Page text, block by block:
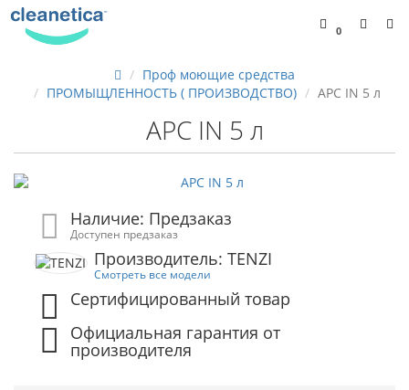
0
Проф моющие средства
ПРОМЫЩЛЕННОСТЬ ( ПРОИЗВОДСТВО)
APC IN 5 л
APC IN 5 л
Наличие: Предзаказ
Доступен предзаказ
Производитель: TENZI
Смотреть все модели
Сертифицированный товар
Официальная гарантия от
производителя